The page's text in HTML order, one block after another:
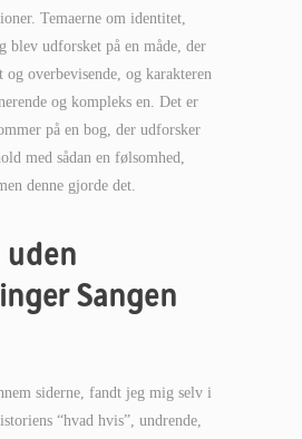
Temaerne om identitet,
blev udforsket på en måde, der
og overbevisende, og karakteren
og kompleks en. Det er
på en bog, der udforsker
med sådan en følsomhed,
denne gjorde det.
Sangen
siderne, fandt jeg mig selv i
“hvad hvis”, undrende,